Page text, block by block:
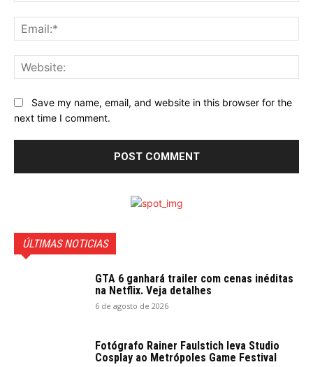
Save my name, email, and website in this browser for the
next time I comment.
ÚLTIMAS NOTICIAS
GTA 6 ganhará trailer com cenas inéditas
na Netflix. Veja detalhes
6 de agosto de 2026
Fotógrafo Rainer Faulstich leva Studio
Cosplay ao Metrópoles Game Festival